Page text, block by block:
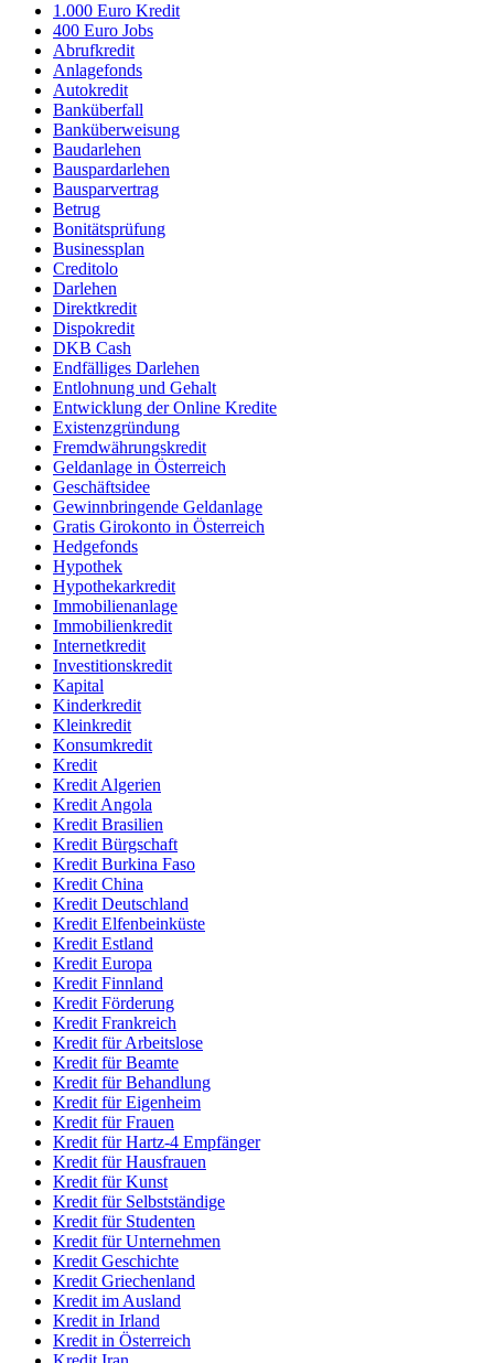
1.000 Euro Kredit
400 Euro Jobs
Abrufkredit
Anlagefonds
Autokredit
Banküberfall
Banküberweisung
Baudarlehen
Bauspardarlehen
Bausparvertrag
Betrug
Bonitätsprüfung
Businessplan
Creditolo
Darlehen
Direktkredit
Dispokredit
DKB Cash
Endfälliges Darlehen
Entlohnung und Gehalt
Entwicklung der Online Kredite
Existenzgründung
Fremdwährungskredit
Geldanlage in Österreich
Geschäftsidee
Gewinnbringende Geldanlage
Gratis Girokonto in Österreich
Hedgefonds
Hypothek
Hypothekarkredit
Immobilienanlage
Immobilienkredit
Internetkredit
Investitionskredit
Kapital
Kinderkredit
Kleinkredit
Konsumkredit
Kredit
Kredit Algerien
Kredit Angola
Kredit Brasilien
Kredit Bürgschaft
Kredit Burkina Faso
Kredit China
Kredit Deutschland
Kredit Elfenbeinküste
Kredit Estland
Kredit Europa
Kredit Finnland
Kredit Förderung
Kredit Frankreich
Kredit für Arbeitslose
Kredit für Beamte
Kredit für Behandlung
Kredit für Eigenheim
Kredit für Frauen
Kredit für Hartz-4 Empfänger
Kredit für Hausfrauen
Kredit für Kunst
Kredit für Selbstständige
Kredit für Studenten
Kredit für Unternehmen
Kredit Geschichte
Kredit Griechenland
Kredit im Ausland
Kredit in Irland
Kredit in Österreich